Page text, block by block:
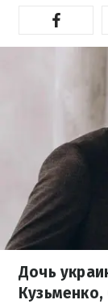
Дочь
Кузьменко,